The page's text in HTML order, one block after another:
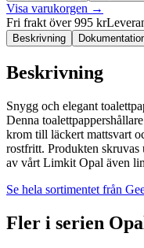
Visa varukorgen →
Fri frakt över 995 kr
Beskrivning
Beskrivning
Snygg och elegant
Denna
krom till läckert mattsvart
rostfritt. Produkten skruvas
av vårt Limkit Opal även
Se hela sortimentet från
Fler i serien